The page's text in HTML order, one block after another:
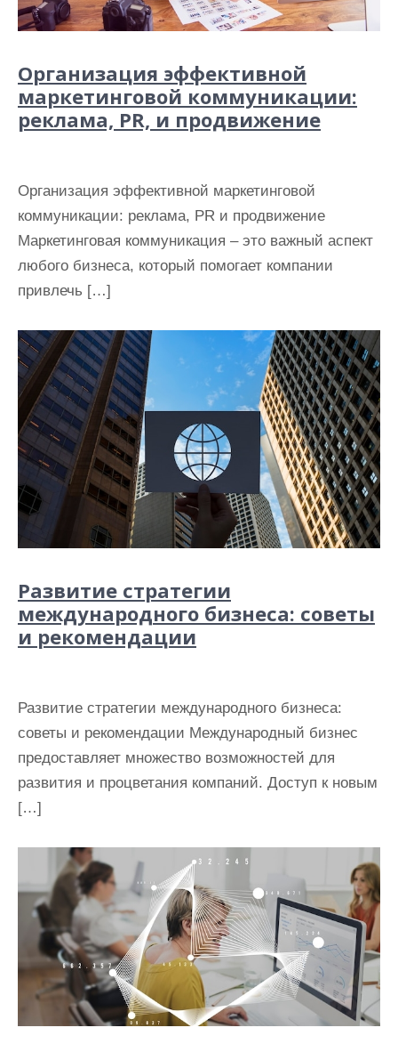
Организация эффективной
маркетинговой коммуникации:
реклама, PR, и продвижение
Организация эффективной маркетинговой
коммуникации: реклама, PR и продвижение
Маркетинговая коммуникация – это важный аспект
любого бизнеса, который помогает компании
привлечь […]
Развитие стратегии
международного бизнеса: советы
и рекомендации
Развитие стратегии международного бизнеса:
советы и рекомендации Международный бизнес
предоставляет множество возможностей для
развития и процветания компаний. Доступ к новым
[…]